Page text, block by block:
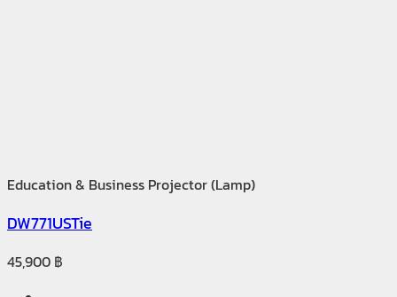
Education & Business Projector (Lamp)
DW771USTie
45,900 ฿